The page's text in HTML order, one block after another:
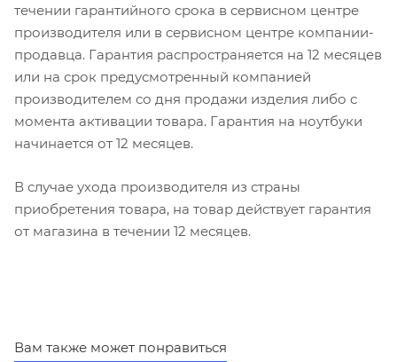
течении гарантийного срока в сервисном центре
производителя или в сервисном центре компании-
продавца. Гарантия распространяется на 12 месяцев
или на срок предусмотренный компанией
производителем со дня продажи изделия либо с
момента активации товара. Гарантия на ноутбуки
начинается от 12 месяцев.
В случае ухода производителя из страны
приобретения товара, на товар действует гарантия
от магазина в течении 12 месяцев.
Вам также может понравиться